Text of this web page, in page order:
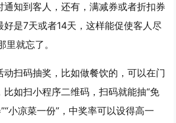
通知到客人，还有，满减券或者折扣券
好是7天或者14天，这样能促使客人尽
里就忘了。
动扫码抽奖 ，比如做餐饮的，可以在门
比如扫小程序二维码，扫码就能抽“免
小凉菜一份”，中奖率可以设得高一